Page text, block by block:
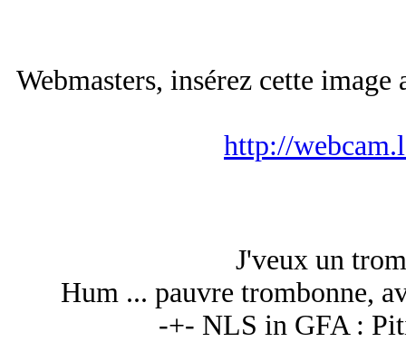
Webmasters, insérez cette
http://
J'veux un
Hum ... pauvre trombonne,
-+- NLS in GFA :